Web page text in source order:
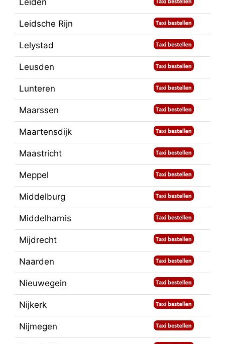
Leiden
Leidsche Rijn
Lelystad
Leusden
Lunteren
Maarssen
Maartensdijk
Maastricht
Meppel
Middelburg
Middelharnis
Mijdrecht
Naarden
Nieuwegein
Nijkerk
Nijmegen